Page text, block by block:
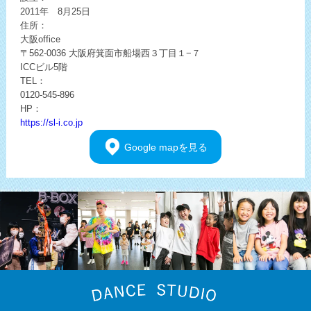
2011年 8月25日
住所：
大阪office
〒562-0036 大阪府箕面市船場西３丁目１−７
ICCビル5階
TEL：
0120-545-896
HP：
https://sl-i.co.jp
Google mapを見る